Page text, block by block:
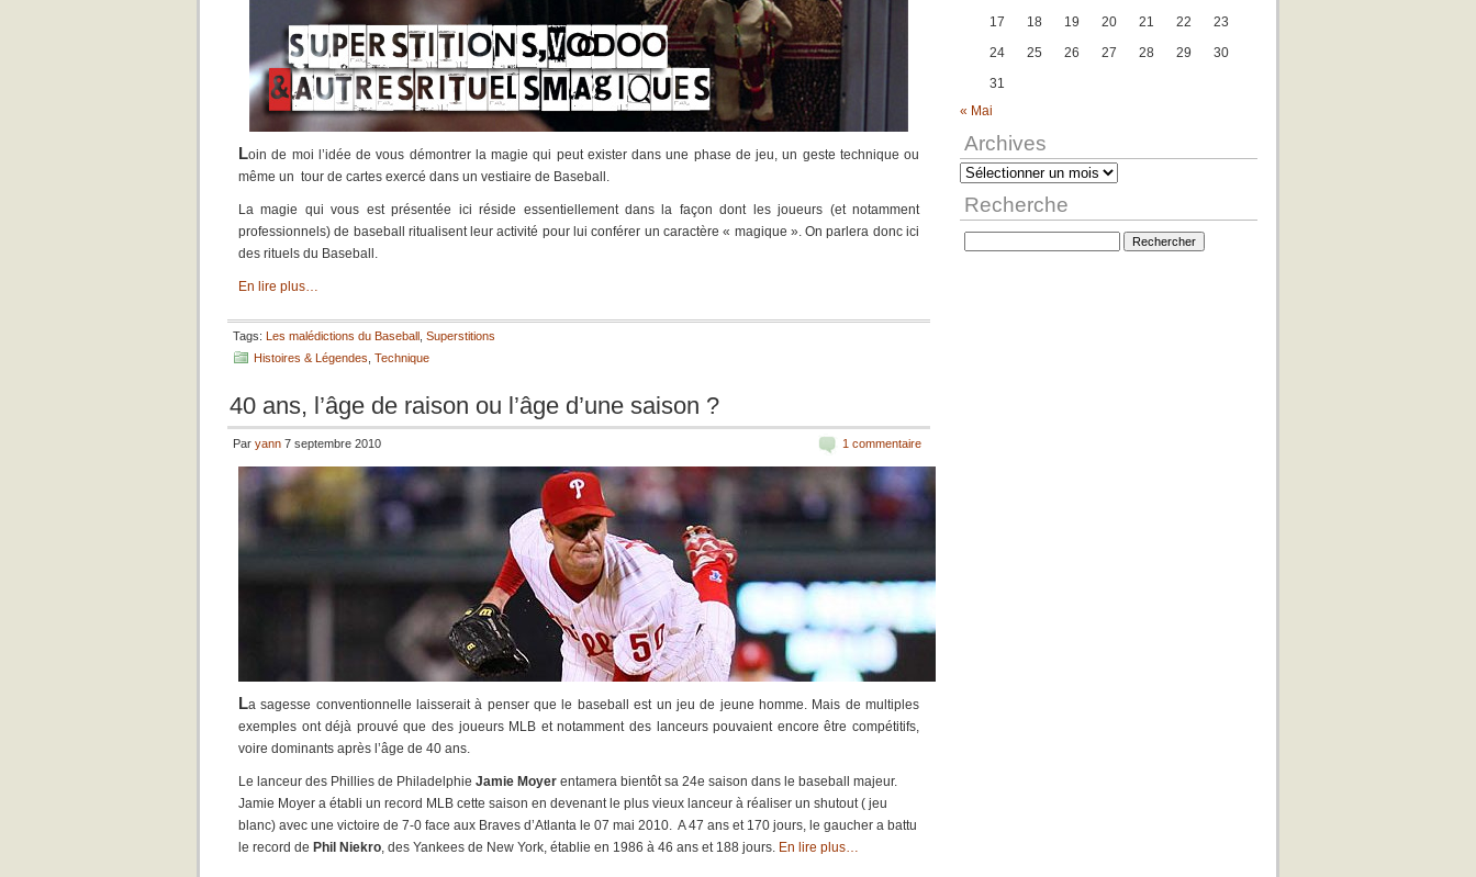
Loin de moi l’idée de vous démontrer la magie qui peut exister dans une phase de jeu, un geste technique ou
même un tour de cartes exercé dans un vestiaire de Baseball.
La magie qui vous est présentée ici réside essentiellement dans la façon dont les joueurs (et notamment
professionnels) de baseball ritualisent leur activité pour lui conférer un caractère « magique ». On parlera donc ici
des rituels du Baseball.
En lire plus…
Tags: Les malédictions du Baseball Superstitions
Histoires & Légendes Technique
40 ans, l’âge de raison ou l’âge d’une saison ?
1 commentaire
Par yann 7 septembre 2010
La sagesse conventionnelle laisserait à penser que le baseball est un jeu de jeune homme. Mais de multiples
exemples ont déjà prouvé que des joueurs MLB et notamment des lanceurs pouvaient encore être compétitifs,
voire dominants après l’âge de 40 ans.
Le lanceur des Phillies de Philadelphie Jamie Moyer entamera bientôt sa 24e saison dans le baseball majeur.
Jamie Moyer a établi un record MLB cette saison en devenant le plus vieux lanceur à réaliser un shutout ( jeu
blanc) avec une victoire de 7-0 face aux Braves d’Atlanta le 07 mai 2010. A 47 ans et 170 jours, le gaucher a battu
le record de Phil Niekro, des Yankees de New York, établie en 1986 à 46 ans et 188 jours. En lire plus…
17
18 19 20 21 22
23
24
25 26 27 28 29
30
31
« Mai
Archives
Archives
Recherche